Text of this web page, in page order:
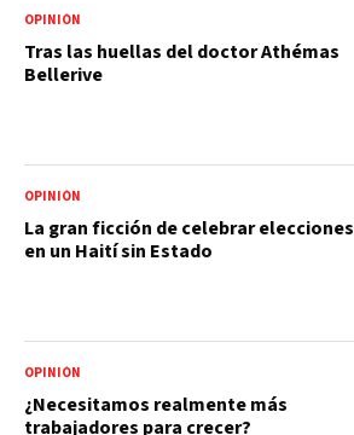
OPINIÓN
Tras las huellas del doctor Athémas
Bellerive
OPINIÓN
La gran ficción de celebrar elecciones
en un Haití sin Estado
OPINIÓN
¿Necesitamos realmente más
trabajadores para crecer?